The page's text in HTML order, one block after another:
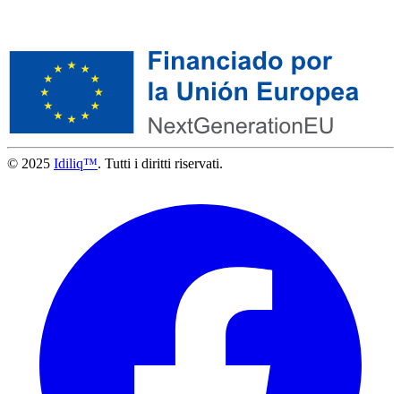
© 2025 Idiliq™. Tutti i diritti riservati.